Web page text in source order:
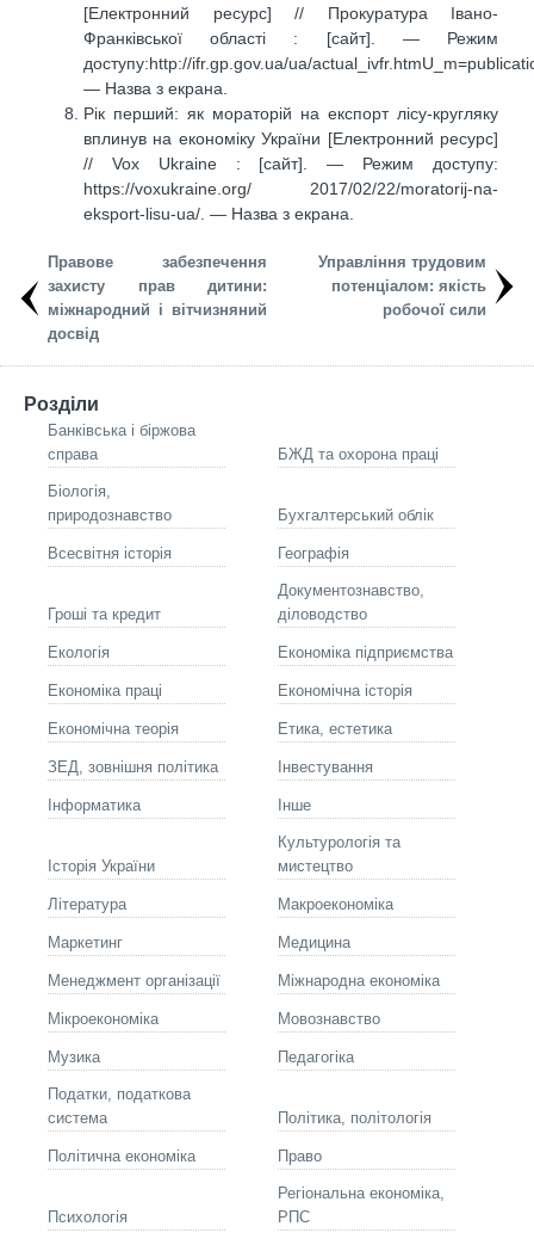
[Електронний ресурс] // Прокуратура Івано-
Франківської області : [сайт]. — Режим
доступу:http://ifr.gp.gov.ua/ua/
— Назва з екрана.
Рік перший: як мораторій на експорт лісу-кругляку
вплинув на економіку України [Електронний ресурс]
// Vox Ukraine : [сайт]. — Режим доступу:
https://voxukraine.org/ 2017/02/22/moratorij-na-
eksport-lisu-ua/. — Назва з екрана.
Правове забезпечення
захисту прав дитини:
міжнародний і вітчизняний
досвід
Управління трудовим
потенціалом: якість
робочої сили
Розділи
Банківська і біржова
справа
БЖД та охорона праці
Біологія,
природознавство
Бухгалтерський облік
Всесвітня історія Географія
Гроші та кредит
Документознавство,
діловодство
Екологія Економіка підприємства
Економіка праці Економічна історія
Економічна теорія Етика, естетика
ЗЕД, зовнішня політика Інвестування
Інформатика Інше
Історія України
Культурологія та
мистецтво
Літературa Макроекономіка
Маркетинг Медицина
Менеджмент організації Міжнародна економіка
Мікроекономіка Мовознавство
Музика Педагогіка
Податки, податкова
система
Політика, політологія
Політична економіка Право
Психологія
Регіональна економіка,
РПС